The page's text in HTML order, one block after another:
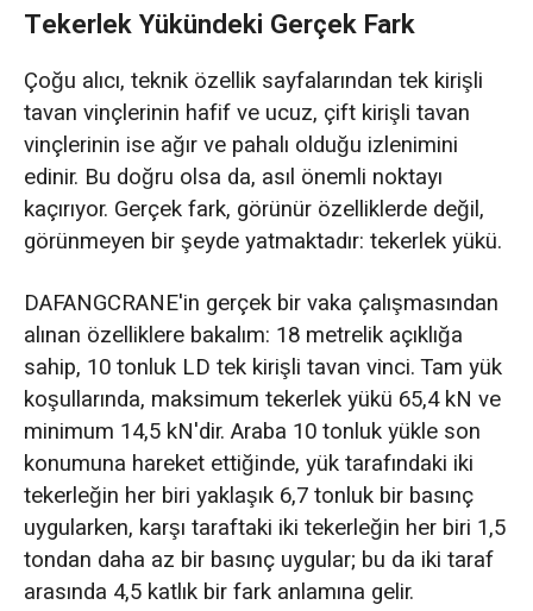
bina boyutlarına göre belirlemek.
Hata 4: Aşırı görev yükünün olumsuz etkilerini
göz ardı etmek
Hata 5: Sadece ilk teklife odaklanmak, 20
yıllık toplam maliyeti göz ardı etmek.
Tekerlek Yükündeki Gerçek Fark
Çoğu alıcı, teknik özellik sayfalarından tek kirişli
tavan vinçlerinin hafif ve ucuz, çift kirişli tavan
vinçlerinin ise ağır ve pahalı olduğu izlenimini
edinir. Bu doğru olsa da, asıl önemli noktayı
kaçırıyor. Gerçek fark, görünür özelliklerde değil,
görünmeyen bir şeyde yatmaktadır: tekerlek yükü.
DAFANGCRANE'in gerçek bir vaka çalışmasından
alınan özelliklere bakalım: 18 metrelik açıklığa
sahip, 10 tonluk LD tek kirişli tavan vinci. Tam yük
koşullarında, maksimum tekerlek yükü 65,4 kN ve
minimum 14,5 kN'dir. Araba 10 tonluk yükle son
konumuna hareket ettiğinde, yük tarafındaki iki
tekerleğin her biri yaklaşık 6,7 tonluk bir basınç
uygularken, karşı taraftaki iki tekerleğin her biri 1,5
tondan daha az bir basınç uygular; bu da iki taraf
arasında 4,5 katlık bir fark anlamına gelir.